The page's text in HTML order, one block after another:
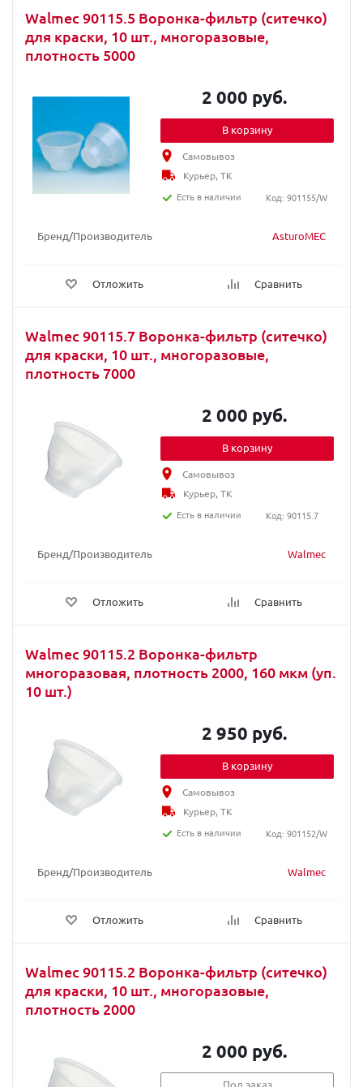
Walmec 90115.5 Воронка-фильтр (ситечко)
для краски, 10 шт., многоразовые,
плотность 5000
Бренд/Производитель AsturoMEC
Отложить Сравнить
2 000 руб.
В корзину
Самовывоз
Курьер, ТК
Есть в наличии
Код: 901155/W
Walmec 90115.7 Воронка-фильтр (ситечко)
для краски, 10 шт., многоразовые,
плотность 7000
Бренд/Производитель Walmec
Отложить Сравнить
2 000 руб.
В корзину
Самовывоз
Курьер, ТК
Есть в наличии
Код: 90115.7
Walmec 90115.2 Воронка-фильтр
многоразовая, плотность 2000, 160 мкм (уп.
10 шт.)
Бренд/Производитель Walmec
Отложить Сравнить
2 950 руб.
В корзину
Самовывоз
Курьер, ТК
Есть в наличии
Код: 901152/W
Walmec 90115.2 Воронка-фильтр (ситечко)
для краски, 10 шт., многоразовые,
плотность 2000
2 000 руб.
Под заказ